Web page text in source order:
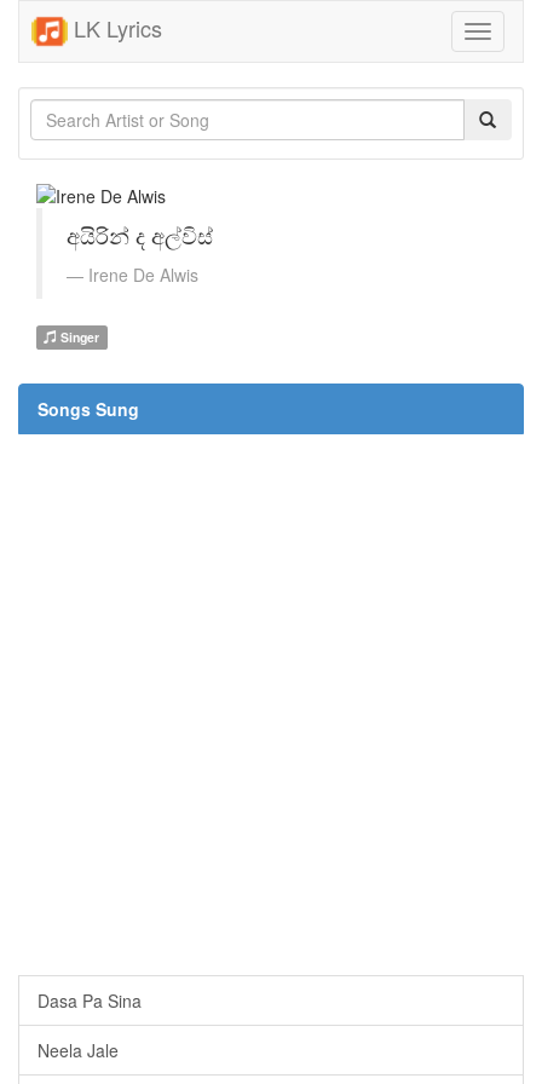
LK Lyrics
Toggle
අයිරින් ද අල්විස්
Irene De Alwis
Singer
Songs Sung
Dasa Pa Sina
Neela Jale